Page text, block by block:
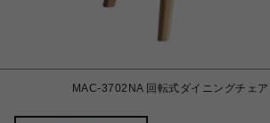
MAC-3702NA 回転式ダイニングチェ